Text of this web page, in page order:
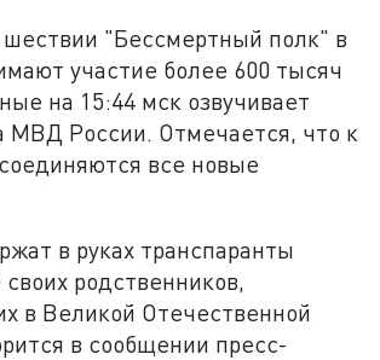
"Бессмертный полк" в
участие более 600 тысяч
на 15:44 мск озвучивает
МВД России. Отмечается, что к
все новые
в руках транспаранты
родственников,
в Великой Отечественной
в сообщении пресс-